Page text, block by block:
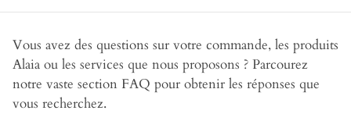
Vous avez des questions sur votre commande, les produits
Alaia ou les services que nous proposons ? Parcourez
notre vaste section FAQ pour obtenir les réponses que
vous recherchez.